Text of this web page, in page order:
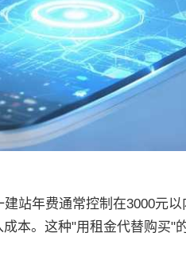
站年费通常控制在3000元
本。这种"用租金代替购买"